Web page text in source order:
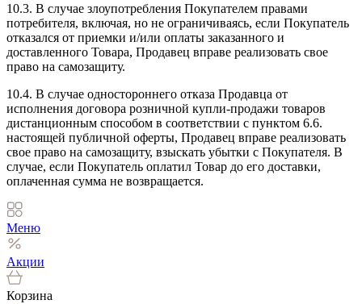
10.3. В случае злоупотребления Покупателем правами
потребителя, включая, но не ограничиваясь, если Покупатель
отказался от приемки и/или оплаты заказанного и
доставленного Товара, Продавец вправе реализовать свое
право на самозащиту.
10.4. В случае одностороннего отказа Продавца от
исполнения договора розничной купли-продажи товаров
дистанционным способом в соответствии с пунктом 6.6.
настоящей публичной оферты, Продавец вправе реализовать
свое право на самозащиту, взыскать убытки с Покупателя. В
случае, если Покупатель оплатил Товар до его доставки,
оплаченная сумма не возвращается.
Меню
Акции
Корзина